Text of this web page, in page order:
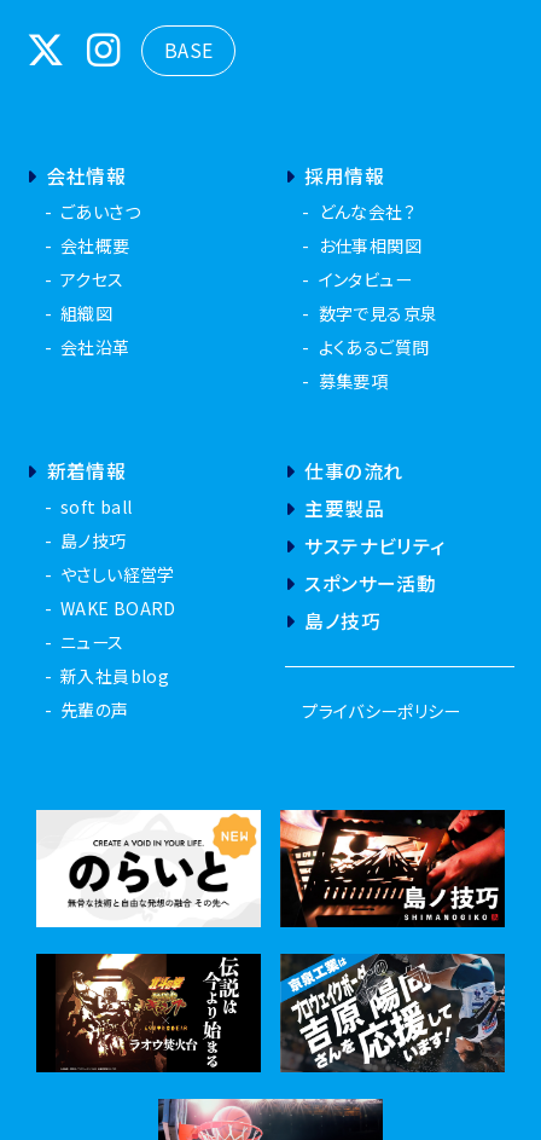
BASE
会社情報
ごあいさつ
会社概要
アクセス
組織図
会社沿革
採用情報
どんな会社？
お仕事相関図
インタビュー
数字で見る京泉
よくあるご質問
募集要項
新着情報
soft ball
島ノ技巧
やさしい経営学
WAKE BOARD
ニュース
新入社員blog
先輩の声
仕事の流れ
主要製品
サステナビリティ
スポンサー活動
島ノ技巧
プライバシーポリシー